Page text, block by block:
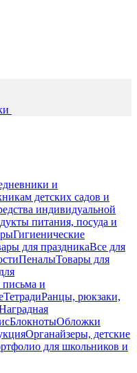
и
детских садов и
индивидуальной
питания, посуда и
Гигиенические
для праздникаВсе для
ПеналыТовары для
и
ТетрадиРанцы, рюкзаки,
БлокнотыОбложки
Органайзеры, детские
для школьников и